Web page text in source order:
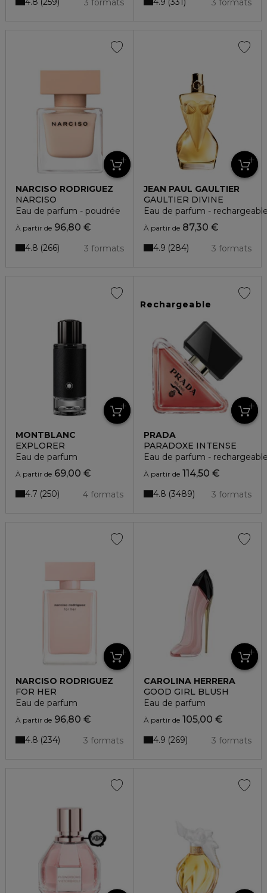
3 formats 3 formats
NARCISO RODRIGUEZ
NARCISO
Eau de parfum - poudrée
À partir de 96,80 €
3 formats
4.8 266
JEAN PAUL GAULTIER
GAULTIER DIVINE
Eau de parfum -
À partir de87,30 €
3 formats
4.9 284
MONTBLANC
EXPLORER
Eau de parfum
À partir de 69,00 €
4 formats
4.7 250
Rechargeable
PRADA
PARADOXE INTENSE
Eau de parfum -
À partir de114,50 €
3 formats
4.8 3489
NARCISO RODRIGUEZ
FOR HER
Eau de parfum
À partir de 96,80 €
3 formats
4.8 234
CAROLINA HERRERA
GOOD GIRL BLUSH
Eau de parfum
À partir de105,00 €
3 formats
4.9 269